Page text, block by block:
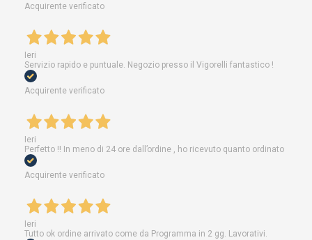
Acquirente verificato
Ieri
Servizio rapido e puntuale. Negozio presso il Vigorelli fantastico !
Acquirente verificato
Ieri
Perfetto !! In meno di 24 ore dall’ordine , ho ricevuto quanto ordinato
Acquirente verificato
Ieri
Tutto ok ordine arrivato come da Programma in 2 gg. Lavorativi.